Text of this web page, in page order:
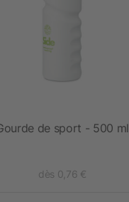
de sport - 500 ml
dès 0,76 €